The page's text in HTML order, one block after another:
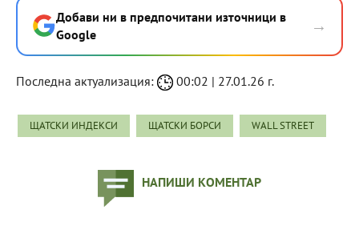
Добави ни в предпочитани източници в
Google
→
Последна актуализация: 00:02 | 27.01.26 г.
ЩАТСКИ ИНДЕКСИ ЩАТСКИ БОРСИ WALL STREET
НАПИШИ КОМЕНТАР